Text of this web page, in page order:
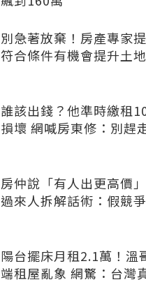
別急著放棄！房產專家
符合條件有機會提升土
誰該出錢？他準時繳租
損壞 網喊房東修：別趕
房仲說「有人出更高價
過來人拆解話術：假競
陽台擺床月租2.1萬！溫
端租屋亂象 網驚：台灣